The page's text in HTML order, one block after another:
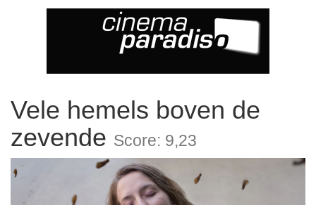
Vele hemels boven de
zevende Score: 9,23